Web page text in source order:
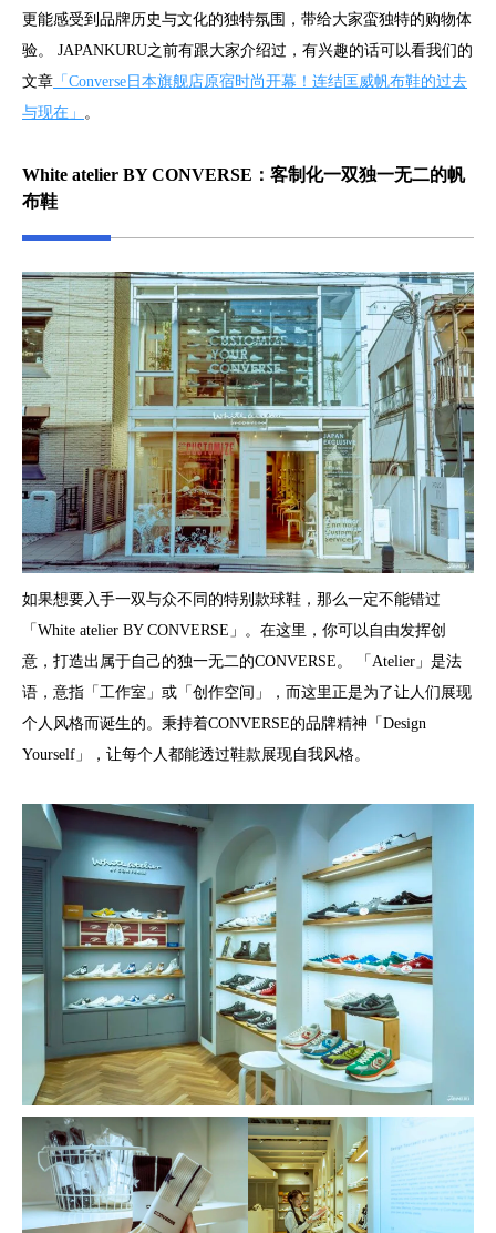
更能感受到品牌历史与文化的独特氛围，带给大家蛮独特的购物体
验。 JAPANKURU之前有跟大家介绍过，有兴趣的话可以看我们的
文章 「Converse日本旗舰店原宿时尚开幕！连结匡威帆布鞋的过去
与现在」
。
White atelier BY CONVERSE：客制化一双独一无二的帆
布鞋
如果想要入手一双与众不同的特别款球鞋，那么一定不能错过
「White atelier BY CONVERSE」。在这里，你可以自由发挥创
意，打造出属于自己的独一无二的CONVERSE。 「Atelier」是法
语，意指「工作室」或「创作空间」，而这里正是为了让人们展现
个人风格而诞生的。秉持着CONVERSE的品牌精神「Design
Yourself」，让每个人都能透过鞋款展现自我风格。